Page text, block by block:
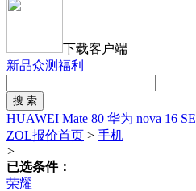
下载客户端
新品众测福利
HUAWEI Mate 80 华为 nova 16 SE
ZOL报价首页 > 手机
>
已选条件：
荣耀